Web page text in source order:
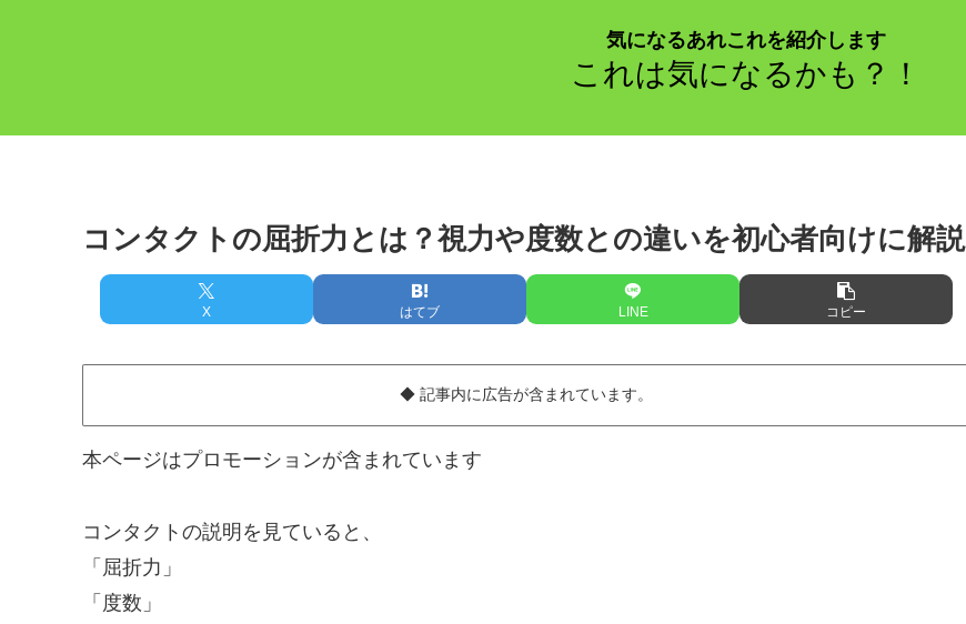
気になるあれこれを紹介します
これは気になるかも？！
コンタクトの屈折力とは？視力や度数との違いを初心者向けに解説
X はてブ LINE コピー
◆ 記事内に広告が含まれています。
本ページはプロモーションが含まれています
コンタクトの説明を見ていると、
「屈折力」
「度数」